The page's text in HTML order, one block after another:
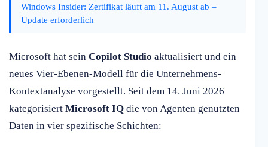
Windows Insider: Zertifikat läuft am 11. August ab –
Update erforderlich
Microsoft hat sein Copilot Studio aktualisiert und ein
neues Vier-Ebenen-Modell für die Unternehmens-
Kontextanalyse vorgestellt. Seit dem 14. Juni 2026
kategorisiert Microsoft IQ die von Agenten genutzten
Daten in vier spezifische Schichten: